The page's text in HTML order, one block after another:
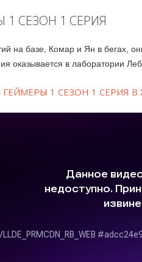
1 СЕЗОН 1 СЕРИЯ
на базе, Комар и Ян в бегах,
оказывается в лаборатории
1 СЕЗОН 1 СЕРИЯ